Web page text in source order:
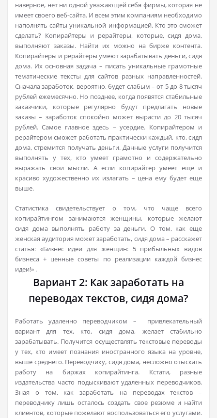
наверное, нет ни одной уважающей себя фирмы, которая не
имеет своего веб-сайта. И всем этим компаниям необходимо
наполнять сайты уникальной информацией. Кто это сможет
сделать? Копирайтеры и рерайтеры, которые, сидя дома,
выполняют заказы. Найти их можно на бирже контента.
Копирайтеры и рерайтеры умеют зарабатывать деньги, сидя
дома. Их основная задача – писать уникальные грамотные
тематические тексты для сайтов разных направленностей.
Сначала заработок, вероятно, будет слабым – от 5 до 8 тысяч
рублей ежемесячно. Но позднее, когда появятся стабильные
заказчики, которые регулярно будут предлагать новые
заказы – заработок спокойно может вырасти до 20 тысяч
рублей. Самое главное здесь – усердие. Копирайтером и
рерайтером сможет работать практически каждый, кто, сидя
дома, стремится получать деньги. Данные услуги получится
выполнять у тех, кто умеет грамотно и содержательно
выражать свои мысли. А если копирайтер умеет еще и
красиво художественно их излагать – цена ему будет еще
выше.
Статистика свидетельствует о том, что чаще всего
копирайтингом занимаются женщины, которые желают
сидя дома выполнять работу за деньги. О том, как еще
женская аудитория может заработать, сидя дома – расскажет
статья: «Бизнес идеи для женщин: 5 прибыльных видов
бизнеса + ценные советы по реализации каждой бизнес
идеи!» .
Вариант 2: Как заработать на
переводах текстов, сидя дома?
Работать удаленно переводчиком – привлекательный
вариант для тех, кто, сидя дома, желает стабильно
зарабатывать. Получится осуществлять текстовые переводы
у тех, кто имеет познания иностранного языка на уровне,
выше среднего. Переводчику, сидя дома, несложно отыскать
работу на биржах копирайтинга. Кстати, разные
издательства часто подыскивают удаленных переводчиков.
Зная о том, как заработать на переводах текстов –
переводчику лишь осталось создать свое резюме и найти
клиентов, которые пожелают воспользоваться его услугами.